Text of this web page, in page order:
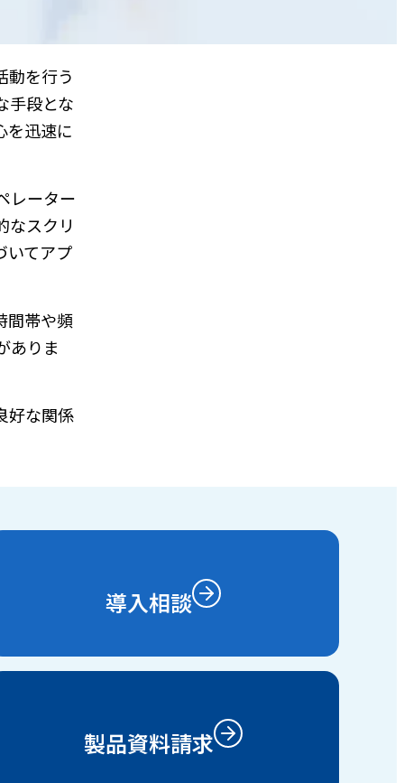
動を行う
手段とな
を迅速に
レーター
なスクリ
いてアプ
間帯や頻
ありま
好な関係
導入相談
製品資料請求